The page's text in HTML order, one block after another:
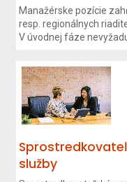
Manažérske pozície
resp. regionálnych
V úvodnej fáze
služby